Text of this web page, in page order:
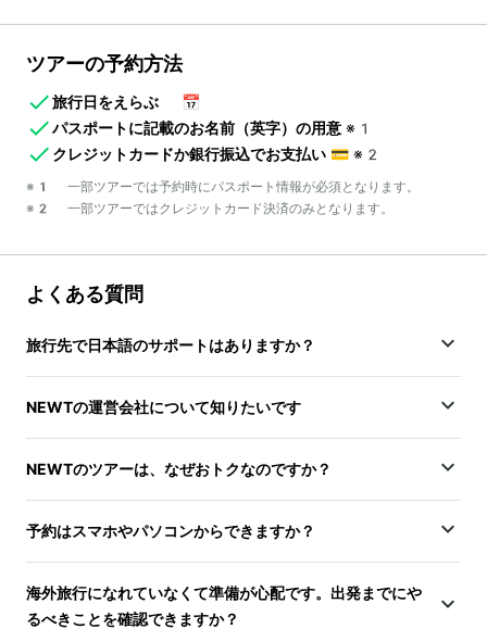
ツアーの予約方法
旅行日をえらぶ
📅
パスポートに記載のお名前（英字）の用意 ※1
クレジットカードか銀行振込でお支払い 💳 ※2
※1 一部ツアーでは予約時にパスポート情報が必須となります。
※2 一部ツアーではクレジットカード決済のみとなります。
よくある質問
旅行先で日本語のサポートはありますか？
NEWTの運営会社について知りたいです
NEWTのツアーは、なぜおトクなのですか？
予約はスマホやパソコンからできますか？
海外旅行になれていなくて準備が心配です。出発までにや
るべきことを確認できますか？